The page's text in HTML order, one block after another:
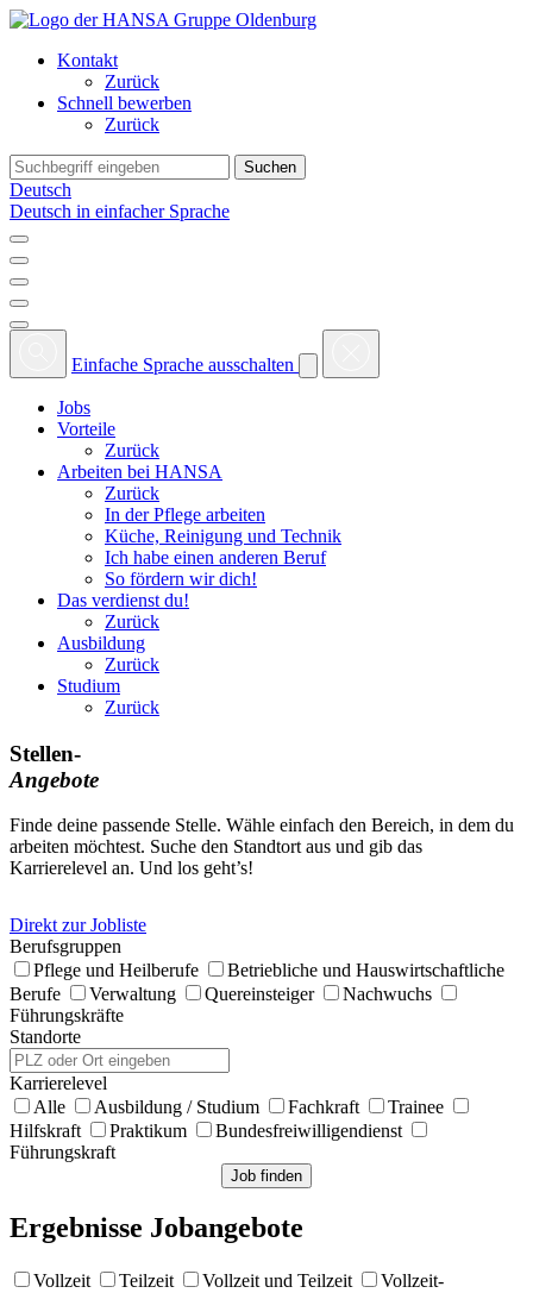
Kontakt
Zurück
Schnell bewerben
Zurück
Deutsch
Deutsch in einfacher Sprache
Einfache Sprache ausschalten
Jobs
Vorteile
Zurück
Arbeiten bei HANSA
Zurück
In der Pflege arbeiten
Küche, Reinigung und Technik
Ich habe einen anderen Beruf
So fördern wir dich!
Das verdienst du!
Zurück
Ausbildung
Zurück
Studium
Zurück
Stellen-
Angebote
Finde deine passende Stelle. Wähle einfach den Bereich, in dem du
arbeiten möchtest. Suche den Standtort aus und gib das
Karrierelevel an. Und los geht’s!
Direkt zur Jobliste
Berufsgruppen
Pflege und Heilberufe
Betriebliche und Haus­wirtschaft­liche
Berufe
Verwaltung Quereinsteiger
Nachwuchs
Führungskräfte
Standorte
Karrierelevel
Alle
Ausbildung / Studium Fachkraft
Trainee
Hilfskraft
Praktikum
Bundesfreiwilligendienst
Führungskraft
Ergebnisse Jobangebote
Vollzeit Teilzeit Vollzeit und Teilzeit
Vollzeit-